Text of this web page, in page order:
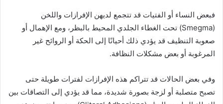
فبعض النساء أو الفتيات قد تتجمع لديهن الإفرازات واللخن
(Smegma) تحت الغطاء الجلدي المحيط بالبظر، ومع الإهمال أو
صعوبة التنظيف قد يؤدي ذلك أحيانًا إلى الحكة أو الروائح غير
المرغوبة أو بعض مشكلات النظافة.
وفي بعض الحالات قد تتراكم هذه الإفرازات لفترات طويلة حتى
تصبح متصلبة أو لزجة بصورة شديدة، مما قد يؤدي إلى التصاقات بين